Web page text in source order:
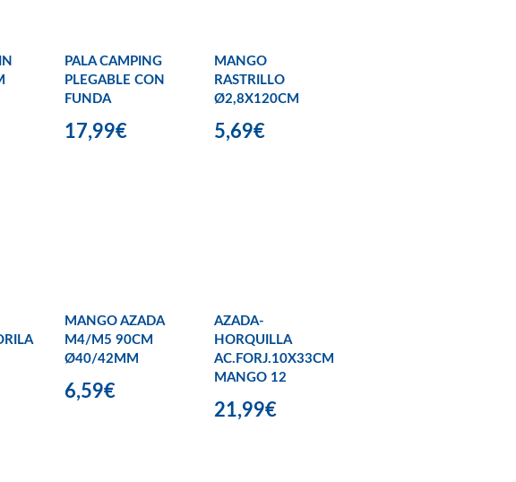
PALA CAMPING
PLEGABLE CON
FUNDA
17,99€
MANGO
RASTRILLO
Ø2,8X120CM
5,69€
MANGO AZADA
M4/M5 90CM
Ø40/42MM
6,59€
AZADA-
HORQUILLA
AC.FORJ.10X33CM
MANGO 12
21,99€